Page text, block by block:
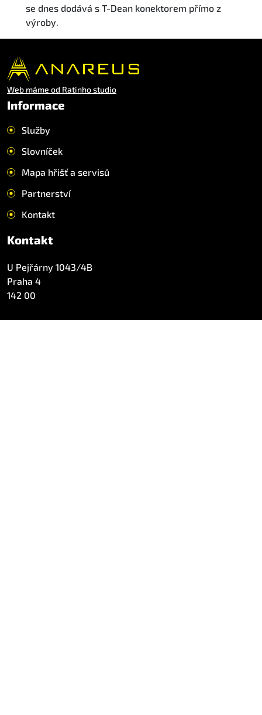
se dnes dodává s T-Dean konektorem přímo z
výroby.
Web máme od Ratinho studio
Informace
Služby
Slovníček
Mapa hřišť a servisů
Partnerství
Kontakt
Kontakt
U Pejřárny 1043/4B
Praha 4
142 00